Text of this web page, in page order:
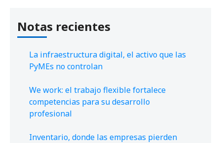
Notas recientes
La infraestructura digital, el activo que las
PyMEs no controlan
We work: el trabajo flexible fortalece
competencias para su desarrollo
profesional
Inventario, donde las empresas pierden